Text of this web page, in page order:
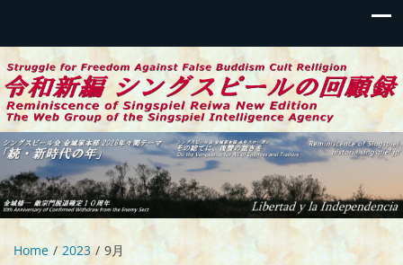
令和新編 シングスピールの回顧録
伝統偽装カルトからの蘇生と闘争の記録
Home 2023 9月